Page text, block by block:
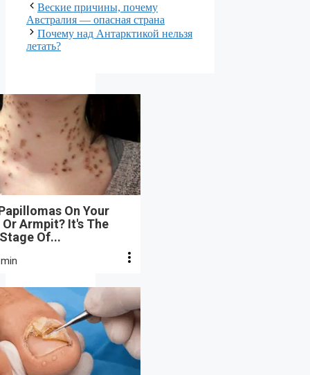
Веские причины, почему
Австралия — опасная страна
Почему над Антарктикой нельзя
летать?
On Your
Armpit? It's The
Of...